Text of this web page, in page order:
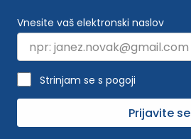
Vnesite vaš elektronski naslov
Strinjam se s pogoji
Prijavite se